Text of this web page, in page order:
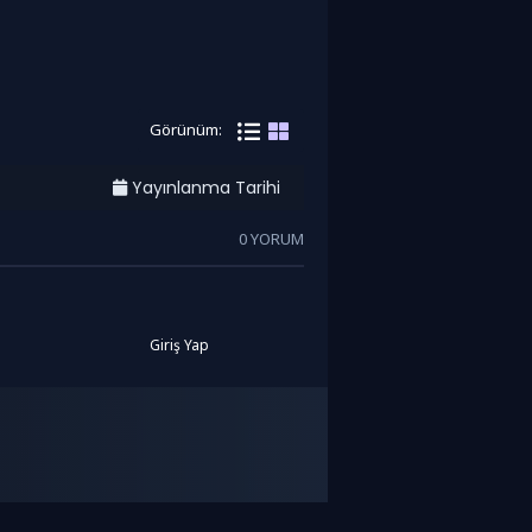
Görünüm:
Yayınlanma Tarihi
0 YORUM
Giriş Yap